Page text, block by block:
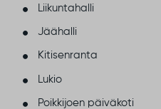
Liikuntahalli
Jäähalli
Kitisenranta
Lukio
Poikkijoen päiväkoti